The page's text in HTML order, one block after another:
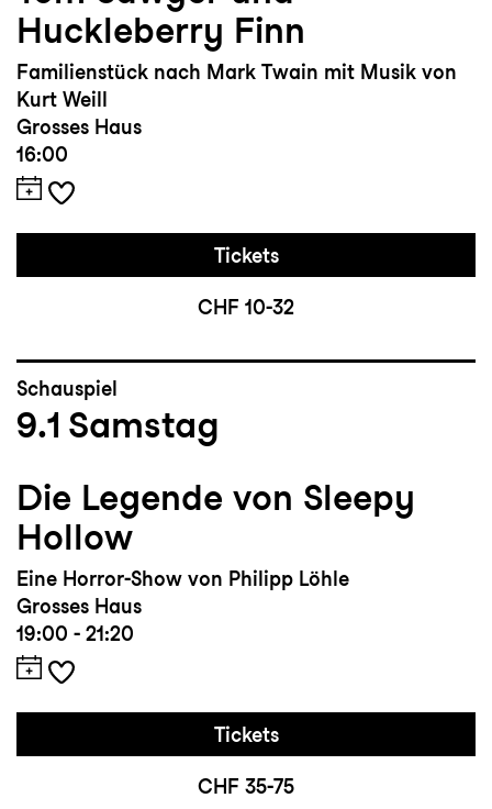
Huckleberry Finn
Familienstück nach Mark Twain mit Musik von
Kurt Weill
Grosses Haus
16:00
Tickets
CHF 10-32
Schauspiel
9.1 Samstag
Die Legende von Sleepy
Hollow
Eine Horror-Show von Philipp Löhle
Grosses Haus
19:00 - 21:20
Tickets
CHF 35-75